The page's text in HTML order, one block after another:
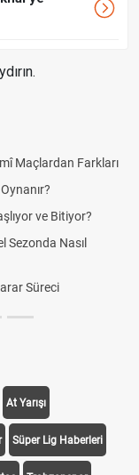
AG, OM ve Diğer
Sporda Skor ve Sonuç
Temel Futbol
Kuralı Nedir? Hangi
Zaman Açıklanacak
At Yarışı
Süper Lig Haberleri